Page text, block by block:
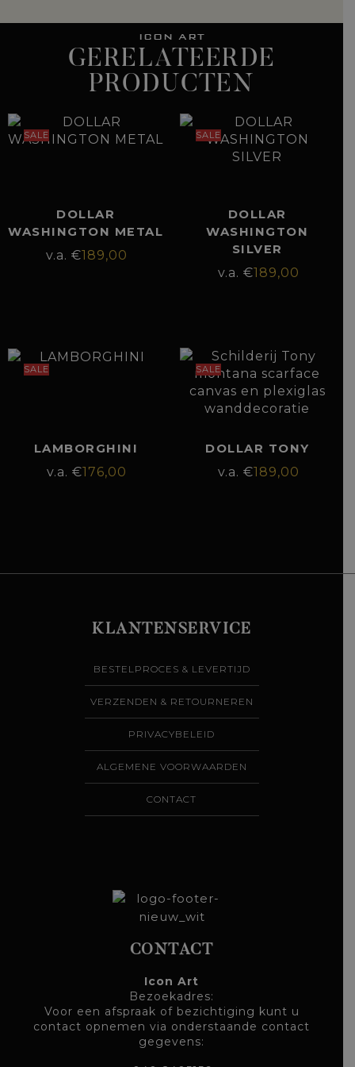
ICON ART
GERELATEERDE
PRODUCTEN
SALE
DOLLAR
WASHINGTON METAL
€189,00
SALE
DOLLAR
WASHINGTON
SILVER
€189,00
SALE
LAMBORGHINI
€176,00
SALE
DOLLAR TONY
€189,00
KLANTENSERVICE
BESTELPROCES & LEVERTIJD
VERZENDEN & RETOURNEREN
PRIVACYBELEID
ALGEMENE VOORWAARDEN
CONTACT
CONTACT
Icon Art
Bezoekadres:
Voor een afspraak of bezichtiging kunt u
contact opnemen via onderstaande contact
gegevens: